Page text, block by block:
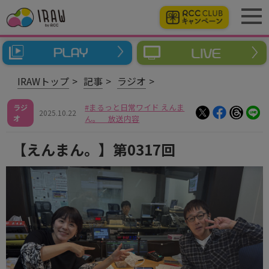
IRAWトップ 記事 ラジオ
ラジ
オ
2025.10.22
まるっと日常ワイド えんま
ん。 放送内容
【えんまん。】第0317回